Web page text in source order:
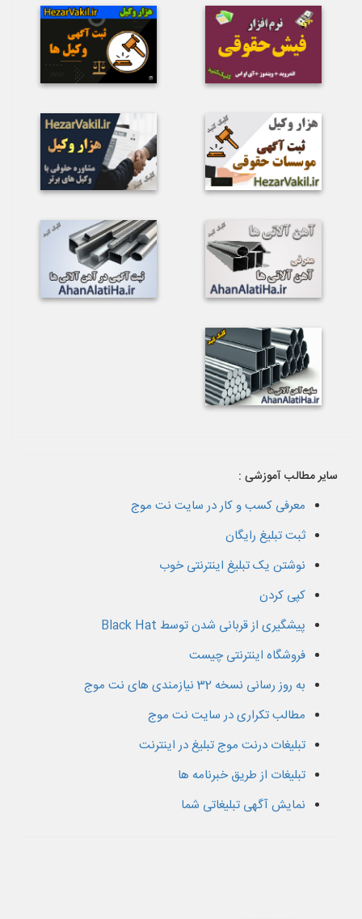
سایر مطالب آموزشی :
معرفی کسب و کار در سایت نت موج
ثبت تبلیغ رایگان
نوشتن یک تبلیغ اینترنتی خوب
کپی کردن
پیشگیری از قربانی شدن توسط Black Hat
فروشگاه اینترنتی چیست
به روز رسانی نسخه 32 نیازمندی های نت موج
مطالب تکراری در سایت نت موج
تبلیغات درنت موج تبلیغ در اینترنت
تبلیغات از طریق خبرنامه ها
نمایش آگهی تبلیغاتی شما